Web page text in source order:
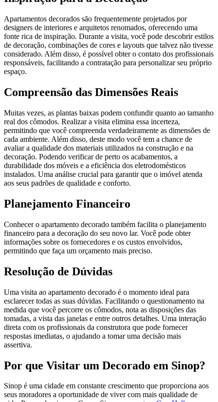
Apartamentos decorados são frequentemente projetados por
designers de interiores e arquitetos renomados, oferecendo uma
fonte rica de inspiração. Durante a visita, você pode descobrir estilos
de decoração, combinações de cores e layouts que talvez não tivesse
considerado. Além disso, é possível obter o contato dos profissionais
responsáveis, facilitando a contratação para personalizar seu próprio
espaço.
Compreensão das Dimensões Reais
Muitas vezes, as plantas baixas podem confundir quanto ao tamanho
real dos cômodos. Realizar a visita elimina essa incerteza,
permitindo que você compreenda verdadeiramente as dimensões de
cada ambiente. Além disso, deste modo você tem a chance de
avaliar a qualidade dos materiais utilizados na construção e na
decoração. Podendo verificar de perto os acabamentos, a
durabilidade dos móveis e a eficiência dos eletrodomésticos
instalados. Uma análise crucial para garantir que o imóvel atenda
aos seus padrões de qualidade e conforto.
Planejamento Financeiro
Conhecer o apartamento decorado também facilita o planejamento
financeiro para a decoração do seu novo lar. Você pode obter
informações sobre os fornecedores e os custos envolvidos,
permitindo que faça um orçamento mais preciso.
Resolução de Dúvidas
Uma visita ao apartamento decorado é o momento ideal para
esclarecer todas as suas dúvidas. Facilitando o questionamento na
medida que você percorre os cômodos, nota as disposições das
tomadas, a vista das janelas e entre outros detalhes. Uma interação
direta com os profissionais da construtora que pode fornecer
respostas imediatas, o ajudando a tomar uma decisão mais
assertiva.
Por que Visitar um Decorado em Sinop?
Sinop é uma cidade em constante crescimento que proporciona aos
seus moradores a oportunidade de viver com mais qualidade de